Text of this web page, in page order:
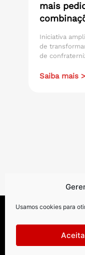
Usamos cookies para
mais
Iniciativa
de
de
Saiba mais >